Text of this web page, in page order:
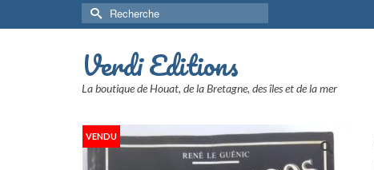
Rechercher :
Verdi Editions
La boutique de Houat, de la Bretagne, des îles et de la mer
VENDU